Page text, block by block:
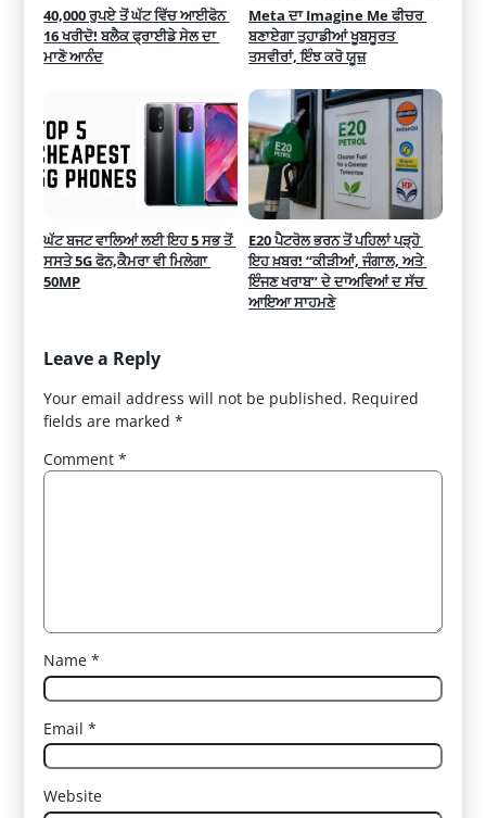
40,000 ਰੁਪਏ ਤੋਂ ਘੱਟ ਵਿੱਚ ਆਈਫੋਨ
16 ਖਰੀਦੋ! ਬਲੈਕ ਫ੍ਰਾਈਡੇ ਸੇਲ ਦਾ
ਮਾਣੋ ਆਨੰਦ
Meta ਦਾ Imagine Me ਫੀਚਰ
ਬਣਾਏਗਾ ਤੁਹਾਡੀਆਂ ਖੂਬਸੂਰਤ
ਤਸਵੀਰਾਂ, ਇੰਝ ਕਰੋ ਯੂਜ਼
ਘੱਟ ਬਜਟ ਵਾਲਿਆਂ ਲਈ ਇਹ 5 ਸਭ ਤੋਂ
ਸਸਤੇ 5G ਫੋਨ,ਕੈਮਰਾ ਵੀ ਮਿਲੇਗਾ
50MP
E20 ਪੈਟਰੋਲ ਭਰਨ ਤੋਂ ਪਹਿਲਾਂ ਪੜ੍ਹੋ
ਇਹ ਖ਼ਬਰ! “ਕੀੜੀਆਂ, ਜੰਗਾਲ, ਅਤੇ
ਇੰਜਣ ਖਰਾਬ” ਦੇ ਦਾਅਵਿਆਂ ਦ ਸੱਚ
ਆਇਆ ਸਾਹਮਣੇ
Leave a Reply
Your email address will not be published. Required
fields are marked*
Comment*
Name*
Email*
Website